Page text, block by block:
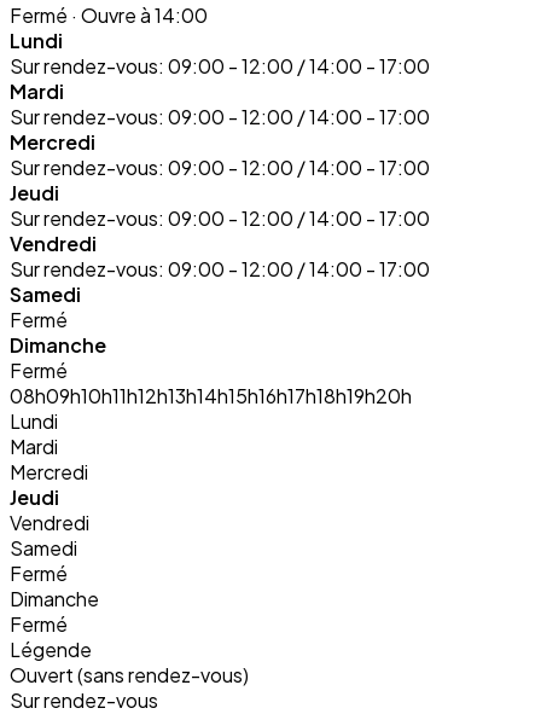
Fermé · Ouvre à 14:00
Lundi
Sur rendez-vous: 09:00 - 12:00 / 14:00 - 17:00
Mardi
Sur rendez-vous: 09:00 - 12:00 / 14:00 - 17:00
Mercredi
Sur rendez-vous: 09:00 - 12:00 / 14:00 - 17:00
Jeudi
Sur rendez-vous: 09:00 - 12:00 / 14:00 - 17:00
Vendredi
Sur rendez-vous: 09:00 - 12:00 / 14:00 - 17:00
Samedi
Fermé
Dimanche
Fermé
08h09h10h11h12h13h14h15h16h17h18h19h20h
Lundi
Mardi
Mercredi
Jeudi
Vendredi
Samedi
Fermé
Dimanche
Fermé
Légende
Ouvert (sans rendez-vous)
Sur rendez-vous